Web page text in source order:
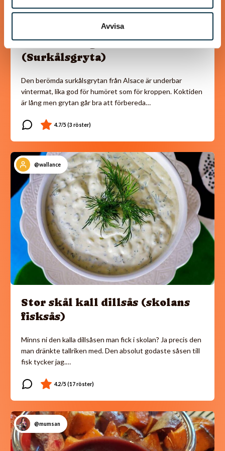
Avvisa
Choucroute garnie
(Surkålsgryta)
Den berömda surkålsgrytan från Alsace är underbar
vintermat, lika god för humöret som för kroppen. Koktiden
är lång men grytan går bra att förbereda…
@wallance
Stor skål kall dillsås (skolans
fisksås)
Minns ni den kalla dillsåsen man fick i skolan? Ja precis den
man dränkte tallriken med. Den absolut godaste såsen till
fisk tycker jag.…
@mumsan